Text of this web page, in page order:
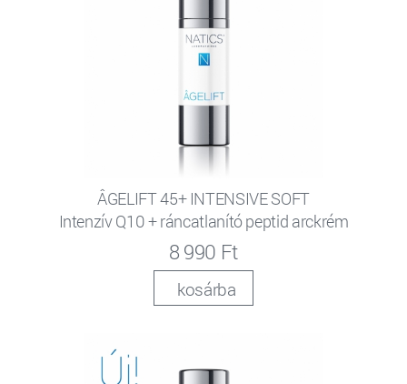
ÂGELIFT 45+ INTENSIVE SOFT
Intenzív Q10 + ráncatlanító peptid arckrém
8 990 Ft
kosárba